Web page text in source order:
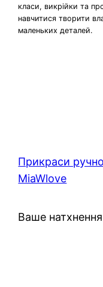
класи, викрійки та
навчитися творити
маленьких деталей.
Прикраси
MiaWlove
Ваше